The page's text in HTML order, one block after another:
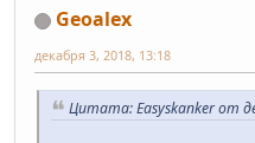
Geoalex
декабря 3, 2018, 13:18
Цитата: Easyskanker от